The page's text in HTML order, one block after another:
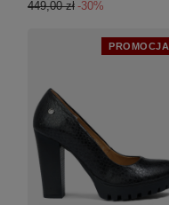
449,00 zł -30%
PROMOCJA